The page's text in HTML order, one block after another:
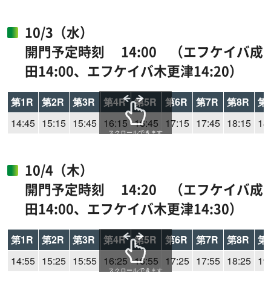
10/3（水）
開門予定時刻 14:00 （エフケイバ成
田14:00、エフケイバ木更津14:20）
第1R 第2R 第3R 第4R 第5R 第6R 第7R 第8R
第
14:45 15:15 15:45 16:15 16:45 17:15 17:45 18:15
スクロールできます
10/4（木）
開門予定時刻 14:20 （エフケイバ成
田14:00、エフケイバ木更津14:30）
第1R 第2R 第3R 第4R 第5R 第6R 第7R 第8R
第
14:55 15:25 15:55 16:25 16:55 17:25 17:55 18:25
スクロールできます